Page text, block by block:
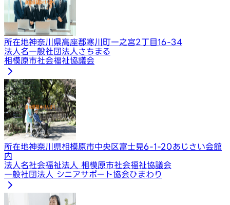
所在地神奈川県高座郡寒川町一之宮2丁目16-34
法人名一般社団法人さちまる
相模原市社会福祉協議会
所在地神奈川県相模原市中央区富士見6-1-20あじさい会館
内
法人名社会福祉法人 相模原市社会福祉協議会
一般社団法人 シニアサポート協会ひまわり